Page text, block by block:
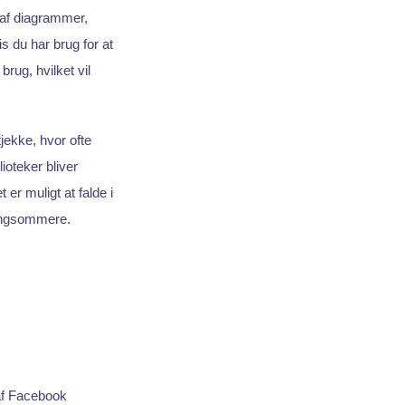
diagrammer,
du har brug for at
hvilket vil
hvor ofte
bliver
er muligt at falde i
Facebook